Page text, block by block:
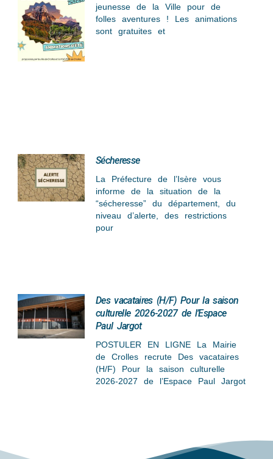
jeunesse de la Ville pour de
folles aventures ! Les animations
sont gratuites et
Sécheresse
La Préfecture de l’Isère vous
informe de la situation de la
“sécheresse” du département, du
niveau d’alerte, des restrictions
pour
Des vacataires (H/F) Pour la saison
culturelle 2026-2027 de l’Espace
Paul Jargot
POSTULER EN LIGNE La Mairie
de Crolles recrute Des vacataires
(H/F) Pour la saison culturelle
2026-2027 de l’Espace Paul Jargot